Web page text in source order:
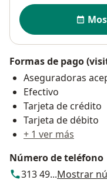
Disponibilidad
Formas de pago
Aseguradoras
Efectivo
Tarjeta de crédito
Tarjeta de débito
+ 1 ver más
Número de teléfono
313 49...Mostrar